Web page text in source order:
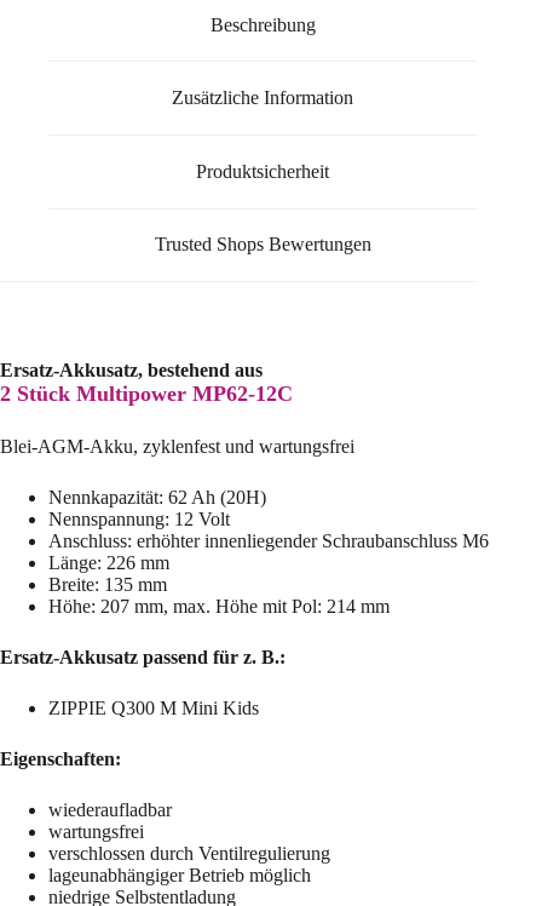
Beschreibung
Zusätzliche Information
Produktsicherheit
Trusted Shops Bewertungen
Ersatz-Akkusatz, bestehend aus
2 Stück Multipower MP62-12C
Blei-AGM-Akku, zyklenfest und wartungsfrei
Nennkapazität: 62 Ah (20H)
Nennspannung: 12 Volt
Anschluss: erhöhter innenliegender Schraubanschluss M6
Länge: 226 mm
Breite: 135 mm
Höhe: 207 mm, max. Höhe mit Pol: 214 mm
Ersatz-Akkusatz passend für z. B.:
ZIPPIE Q300 M Mini Kids
Eigenschaften:
wiederaufladbar
wartungsfrei
verschlossen durch Ventilregulierung
lageunabhängiger Betrieb möglich
niedrige Selbstentladung